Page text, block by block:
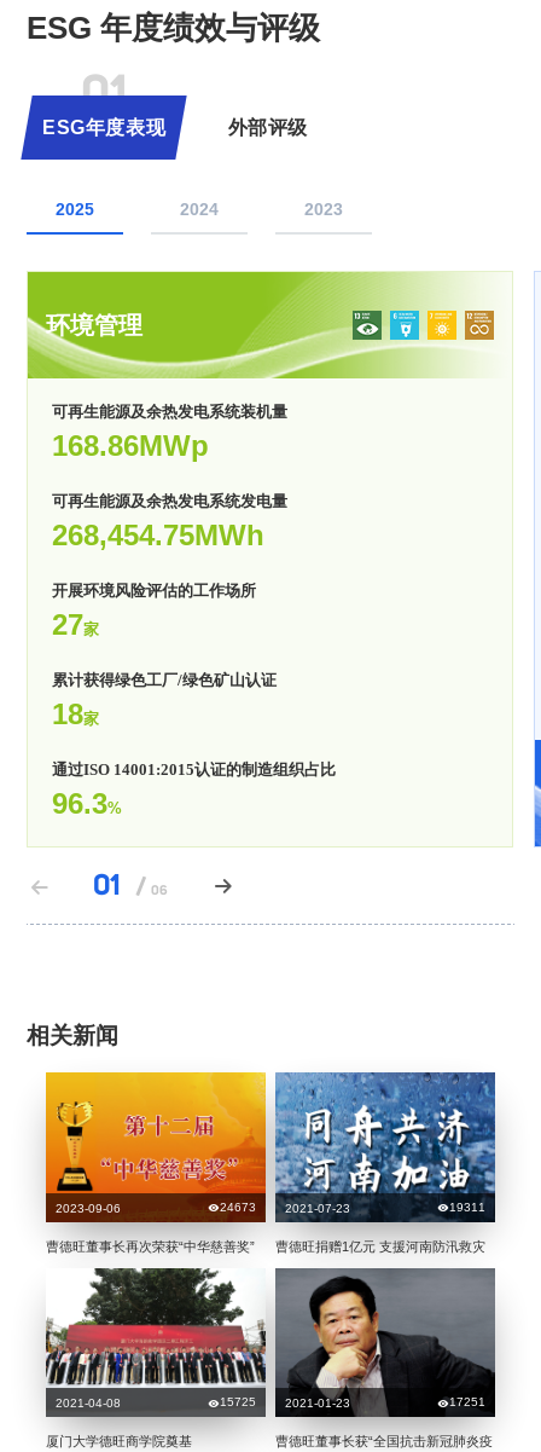
ESG 年度绩效与评级
01
ESG年度表现 外部评级
2025 2024 2023
环境管理
可再生能源及余热发电系统装机量
168.86MWp
可再生能源及余热发电系统发电量
268,454.75MWh
开展环境风险评估的工作场所
27家
累计获得绿色工厂/绿色矿山认证
18家
通过ISO 14001:2015认证的制造组织占比
96.3%
 01 / 06 
环境管理
可再生能源及余热发电系统装机量
130.80MWp
可再生能源及余热发电系统发电量
229,054.30MWh
开展环境风险评估的工作场所
27家
17家
%
 01 06 
环境管理
可再生能源及余热发电系统装机量
121.55MWp
可再生能源及余热发电系统发电量
176,272.41MWh
开展环境风险评估的工作场所
24家
14家
%
 01 06 
相关新闻
2023-09-06 24673
曹德旺董事长再次荣获“中华慈善奖”
2021-07-23 19311
曹德旺捐赠1亿元 支援河南防汛救灾
2021-04-08 15725
厦门大学德旺商学院奠基
2021-01-23 17251
曹德旺董事长获“全国抗击新冠肺炎疫